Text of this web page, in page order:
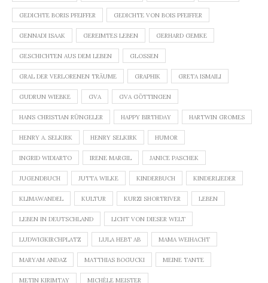
GEDICHTE BORIS PFEIFFER GEDICHTE VON BOIS PFEIFFER
GENNADI ISAAK GEREIMTES LEBEN GERHARD GEMKE
GESCHICHTEN AUS DEM LEBEN GLOSSEN
GRAL DER VERLORENEN TRÄUME GRAPHIK GRETA ISMAILI
GUDRUN WIEBKE GVA GVA GÖTTINGEN
HANS CHRISTIAN RÜNGELER HAPPY BIRTHDAY HARTWIN GROMES
HENRY A. SELKIRK HENRY SELKIRK HUMOR
INGRID WIDIARTO IRENE MARGIL JANICE PASCHEK
JUGENDBUCH JUTTA WILKE KINDERBUCH KINDERLIEDER
KLIMAWANDEL KULTUR KURZI SHORTRIVER LEBEN
LEBEN IN DEUTSCHLAND LICHT VON DIESER WELT
LUDWIGKIRCHPLATZ LULA HEBT AB MAMA WEIHACHT
MARYAM ANDAZ MATTHIAS BOGUCKI MEINE TANTE
METIN KIRIMTAY MICHÈLE MEISTER